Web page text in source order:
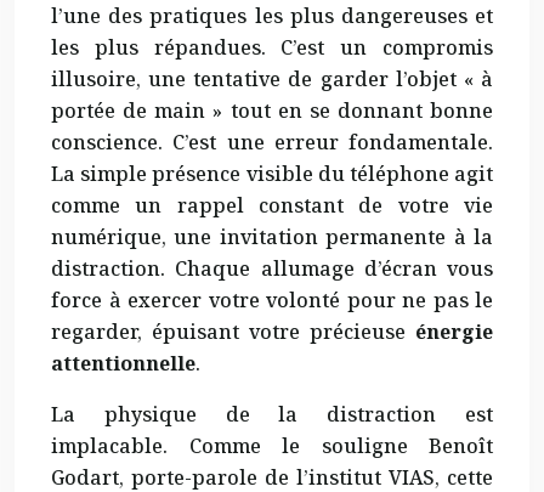
l’une des pratiques les plus dangereuses et
les plus répandues. C’est un compromis
illusoire, une tentative de garder l’objet « à
portée de main » tout en se donnant bonne
conscience. C’est une erreur fondamentale.
La simple présence visible du téléphone agit
comme un rappel constant de votre vie
numérique, une invitation permanente à la
distraction. Chaque allumage d’écran vous
force à exercer votre volonté pour ne pas le
regarder, épuisant votre précieuse énergie
attentionnelle.
La physique de la distraction est
implacable. Comme le souligne Benoît
Godart, porte-parole de l’institut VIAS, cette